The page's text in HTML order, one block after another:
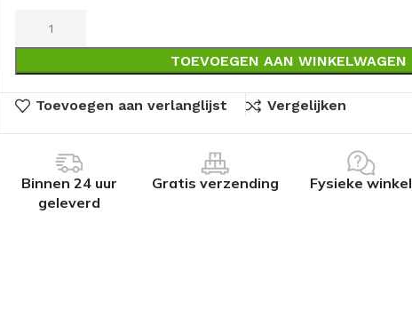
TOEVOEGEN AAN WINKELWAGEN
Toevoegen aan verlanglijst Vergelijken
Binnen 24 uur
geleverd
Gratis verzending Fysieke winkel